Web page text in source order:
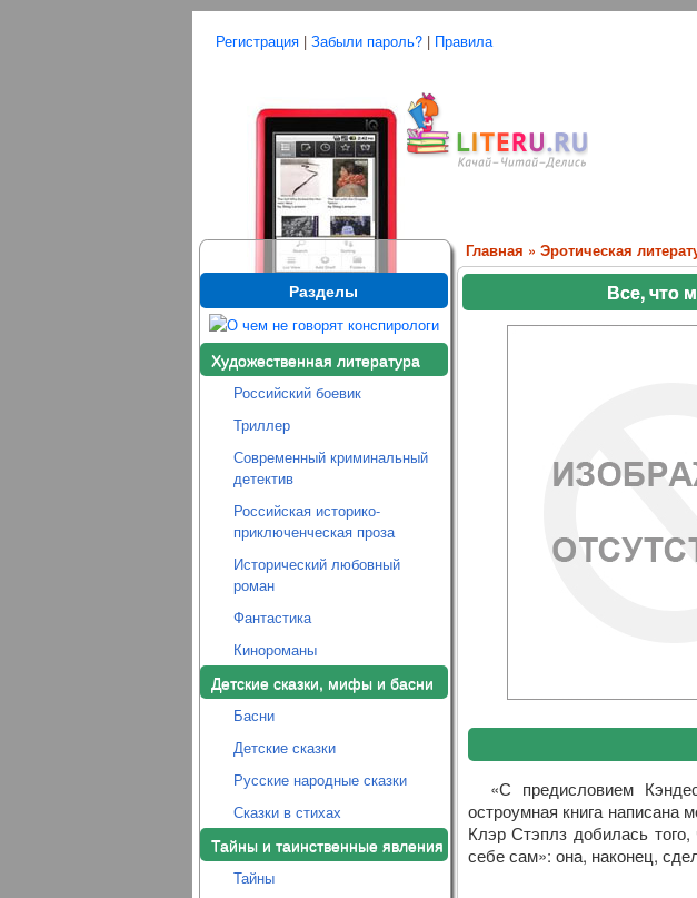
Регистрация| Забыли пароль?| Правила
Разделы
Художественная литература
Российский боевик
Триллер
Современный криминальный
детектив
Российская историко-
приключенческая проза
Исторический любовный
роман
Фантастика
Кинороманы
Детские сказки, мифы и басни
Басни
Детские сказки
Русские народные сказки
Сказки в стихах
Тайны и таинственные явления
Тайны
Главная » Эротическая
Все, что
«С предисловием
остроумная книга написана
Клэр Стэплз добилась
себе сам»: она, наконец,